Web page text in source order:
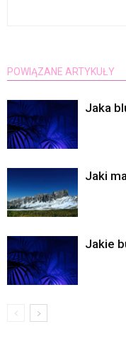
POWIĄZANE ARTYKUŁY
Jaka
Jaki
Jakie